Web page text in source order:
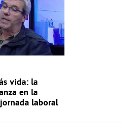
vida: la
en la
laboral